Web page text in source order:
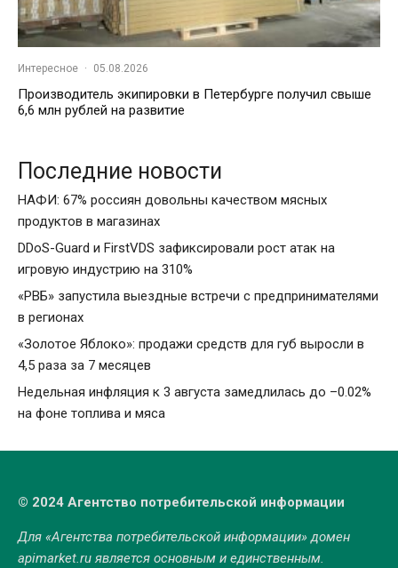
Интересное · 05.08.2026
Производитель экипировки в Петербурге получил свыше
6,6 млн рублей на развитие
Последние новости
НАФИ: 67% россиян довольны качеством мясных
продуктов в магазинах
DDoS-Guard и FirstVDS зафиксировали рост атак на
игровую индустрию на 310%
«РВБ» запустила выездные встречи с предпринимателями
в регионах
«Золотое Яблоко»: продажи средств для губ выросли в
4,5 раза за 7 месяцев
Недельная инфляция к 3 августа замедлилась до –0.02%
на фоне топлива и мяса
© 2024 Агентство потребительской информации
Для «Агентства потребительской информации» домен
apimarket.ruявляется основным и единственным.